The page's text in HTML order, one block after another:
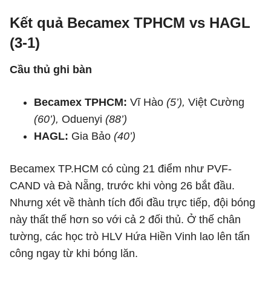
Kết quả Becamex TPHCM vs HAGL
(3-1)
Cầu thủ ghi bàn
Becamex TPHCM: Vĩ Hào (5’), Việt Cường
(60’), Oduenyi (88’)
HAGL: Gia Bảo (40’)
Becamex TP.HCM có cùng 21 điểm như PVF-
CAND và Đà Nẵng, trước khi vòng 26 bắt đầu.
Nhưng xét về thành tích đối đầu trực tiếp, đội bóng
này thất thế hơn so với cả 2 đối thủ. Ở thế chân
tường, các học trò HLV Hứa Hiền Vinh lao lên tấn
công ngay từ khi bóng lăn.